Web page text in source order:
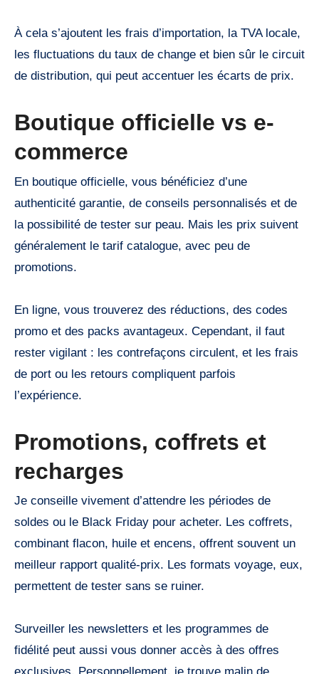
À cela s’ajoutent les frais d’importation, la TVA locale,
les fluctuations du taux de change et bien sûr le circuit
de distribution, qui peut accentuer les écarts de prix.
Boutique officielle vs e-
commerce
En boutique officielle, vous bénéficiez d’une
authenticité garantie, de conseils personnalisés et de
la possibilité de tester sur peau. Mais les prix suivent
généralement le tarif catalogue, avec peu de
promotions.
En ligne, vous trouverez des réductions, des codes
promo et des packs avantageux. Cependant, il faut
rester vigilant : les contrefaçons circulent, et les frais
de port ou les retours compliquent parfois
l’expérience.
Promotions, coffrets et
recharges
Je conseille vivement d’attendre les périodes de
soldes ou le Black Friday pour acheter. Les coffrets,
combinant flacon, huile et encens, offrent souvent un
meilleur rapport qualité-prix. Les formats voyage, eux,
permettent de tester sans se ruiner.
Surveiller les newsletters et les programmes de
fidélité peut aussi vous donner accès à des offres